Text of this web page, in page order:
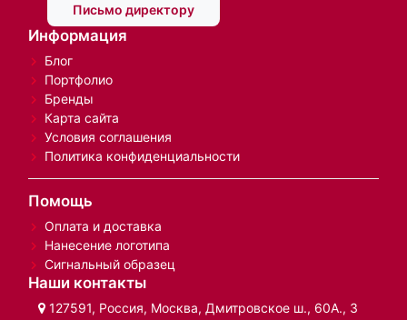
Письмо директору
Информация
Блог
Портфолио
Бренды
Карта сайта
Условия соглашения
Политика конфиденциальности
Помощь
Оплата и доставка
Нанесение логотипа
Сигнальный образец
Наши контакты
127591, Россия, Москва, Дмитровское ш., 60А., 3